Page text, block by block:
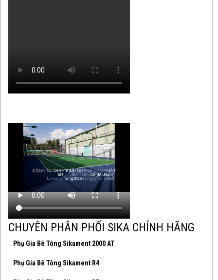
CHUYÊN PHÂN PHỐI SIKA CHÍNH HÃNG
Phụ Gia Bê Tông Sikament 2000 AT
Phụ Gia Bê Tông Sikament R4